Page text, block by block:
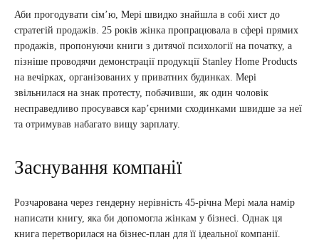
Аби прогодувати сім’ю, Мері швидко знайшла в собі хист до
стратегій продажів. 25 років жінка пропрацювала в сфері прямих
продажів, пропонуючи книги з дитячої психології на початку, а
пізніше проводячи демонстрації продукції Stanley Home Products
на вечірках, організованих у приватних будинках. Мері
звільнилася на знак протесту, побачивши, як один чоловік
несправедливо просувався кар’єрними сходинками швидше за неї
та отримував набагато вищу зарплату.
Заснування компанії
Розчарована через гендерну нерівність 45-річна Мері мала намір
написати книгу, яка би допомогла жінкам у бізнесі. Однак ця
книга перетворилася на бізнес-план для її ідеальної компанії.